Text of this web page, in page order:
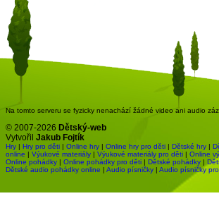
Na tomto serveru se fyzicky nenachází žádné video ani audio
© 2007-2026 Dětský-web
Vytvořil Jakub Fojtík
Hry | Hry pro děti | Online hry | Online hry pro děti | Dětské hry |
online | Výukové materiály | Výukové materiály pro děti | Online
Online pohádky | Online pohádky pro děti | Dětské pohádky |
Dětské audio pohádky online | Audio písničky | Audio písničky